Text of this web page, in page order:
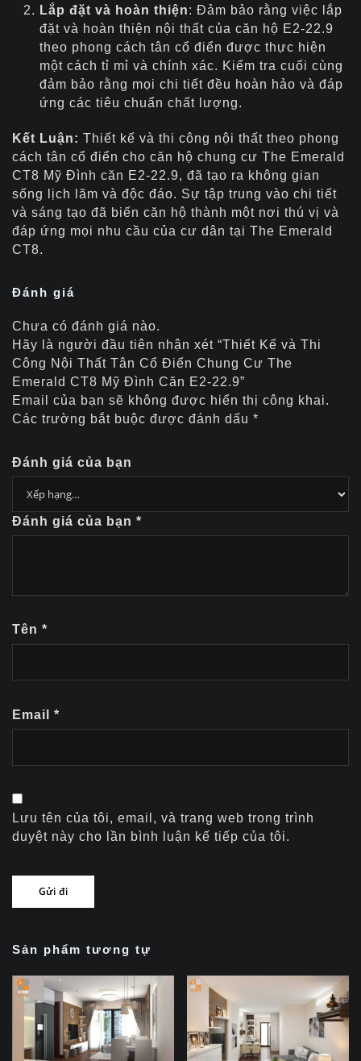
Lắp đặt và hoàn thiện: Đảm bảo rằng việc lắp
đặt và hoàn thiện nội thất của căn hộ E2-22.9
theo phong cách tân cổ điển được thực hiện
một cách tỉ mỉ và chính xác. Kiểm tra cuối cùng
đảm bảo rằng mọi chi tiết đều hoàn hảo và đáp
ứng các tiêu chuẩn chất lượng.
Kết Luận: Thiết kế và thi công nội thất theo phong
cách tân cổ điển cho căn hộ chung cư The Emerald
CT8 Mỹ Đình căn E2-22.9, đã tạo ra không gian
sống lịch lãm và độc đáo. Sự tập trung vào chi tiết
và sáng tạo đã biến căn hộ thành một nơi thú vị và
đáp ứng mọi nhu cầu của cư dân tại The Emerald
CT8.
Đánh giá
Chưa có đánh giá nào.
Hãy là người đầu tiên nhận xét “Thiết Kế và Thi
Công Nội Thất Tân Cổ Điển Chung Cư The
Emerald CT8 Mỹ Đình Căn E2-22.9”
Email của bạn sẽ không được hiển thị công khai.
Các trường bắt buộc được đánh dấu *
Đánh giá của bạn
Đánh giá của bạn *
Tên *
Email *
Lưu tên của tôi, email, và trang web trong trình
duyệt này cho lần bình luận kế tiếp của tôi.
Sản phẩm tương tự